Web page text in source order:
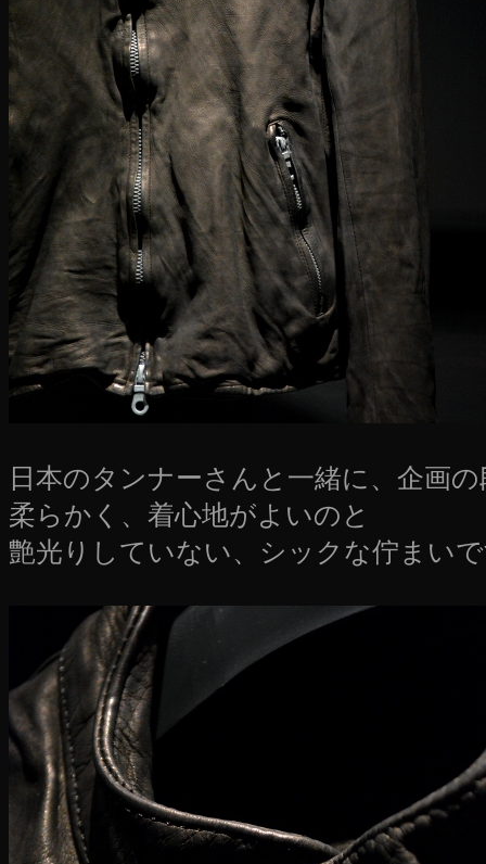
日本のタンナーさんと一緒に、企画
柔らかく、着心地がよいのと
艶光りしていない、シックな佇まい